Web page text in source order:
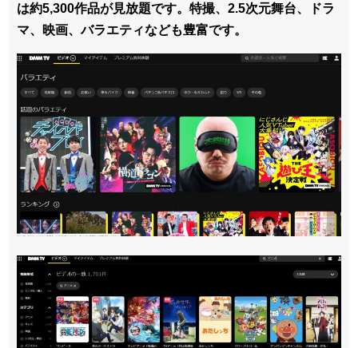
は約5,300作品が見放題です。特撮、2.5次元舞台、ドラ
マ、映画、バラエティなども豊富です。